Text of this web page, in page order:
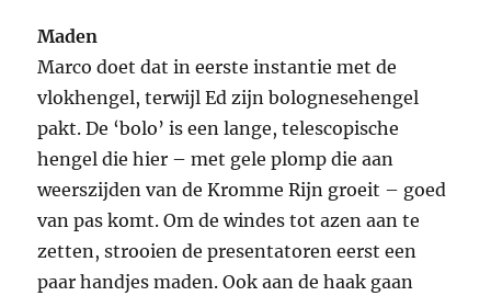
Maden
Marco doet dat in eerste instantie met de
vlokhengel, terwijl Ed zijn bolognesehengel
pakt. De ‘bolo’ is een lange, telescopische
hengel die hier – met gele plomp die aan
weerszijden van de Kromme Rijn groeit – goed
van pas komt. Om de windes tot azen aan te
zetten, strooien de presentatoren eerst een
paar handjes maden. Ook aan de haak gaan